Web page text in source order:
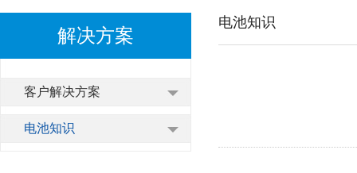
解决方案
客户解决方案
电池知识
电池知识